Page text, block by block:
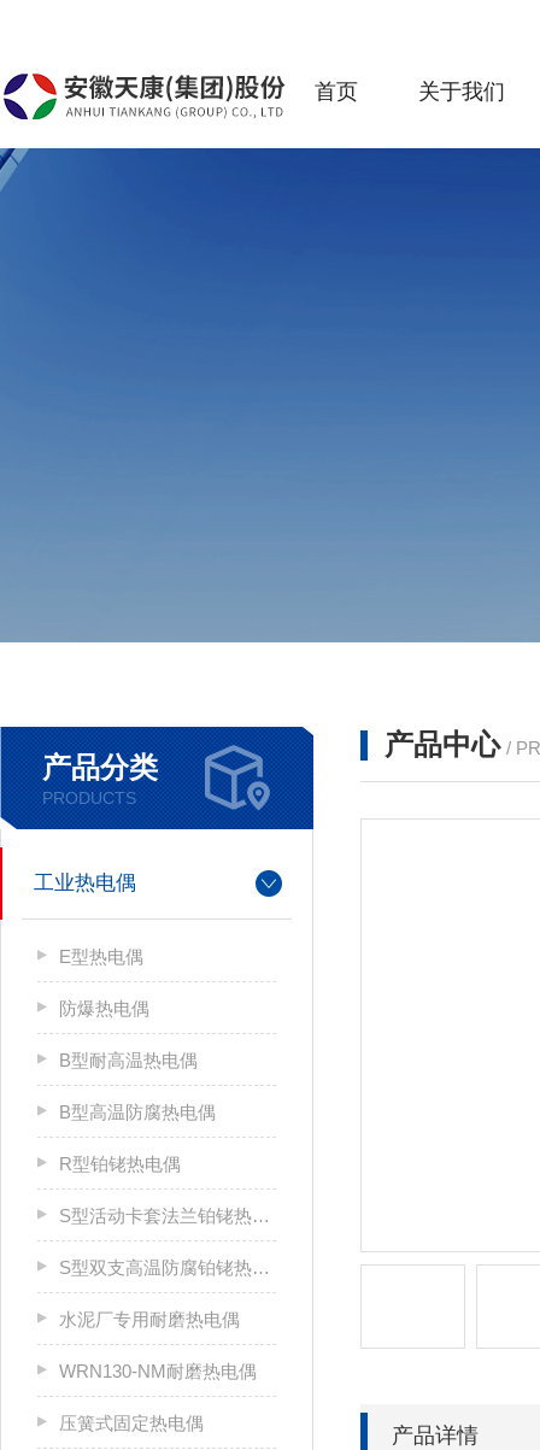
首页 关于我们
产品分类
PRODUCTS
工业热电偶
E型热电偶
防爆热电偶
B型耐高温热电偶
B型高温防腐热电偶
R型铂铑热电偶
S型活动卡套法兰铂铑热电偶
S型双支高温防腐铂铑热电偶
水泥厂专用耐磨热电偶
WRN130-NM耐磨热电偶
压簧式固定热电偶
产品中心 /
产品详情